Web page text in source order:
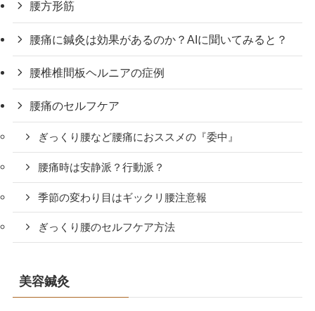
腰方形筋
腰痛に鍼灸は効果があるのか？AIに聞いてみると？
腰椎椎間板ヘルニアの症例
腰痛のセルフケア
ぎっくり腰など腰痛におススメの『委中』
腰痛時は安静派？行動派？
季節の変わり目はギックリ腰注意報
ぎっくり腰のセルフケア方法
美容鍼灸